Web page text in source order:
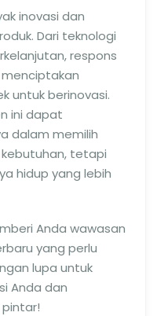
inovasi dan
Dari teknologi
respons
untuk berinovasi.
ini dapat
dalam memilih
tetapi
hidup yang lebih
Anda wawasan
yang perlu
lupa untuk
Anda dan